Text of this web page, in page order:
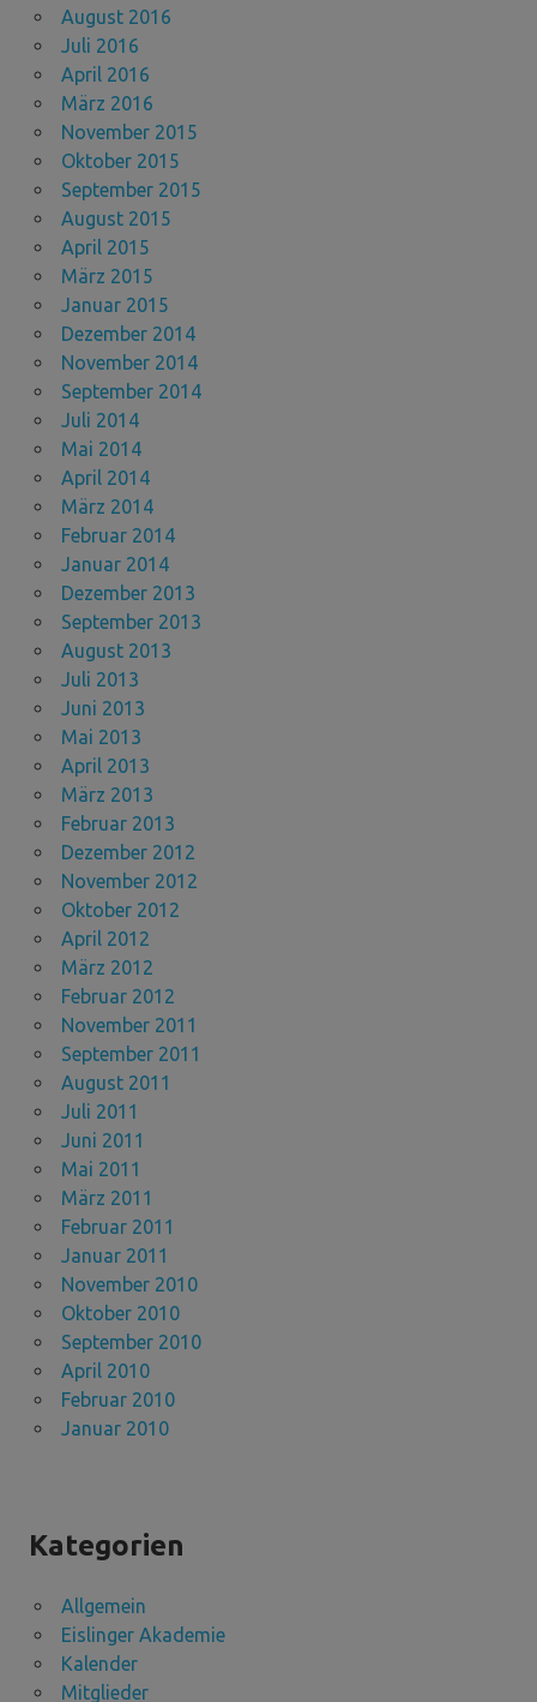
August 2016
Juli 2016
April 2016
März 2016
November 2015
Oktober 2015
September 2015
August 2015
April 2015
März 2015
Januar 2015
Dezember 2014
November 2014
September 2014
Juli 2014
Mai 2014
April 2014
März 2014
Februar 2014
Januar 2014
Dezember 2013
September 2013
August 2013
Juli 2013
Juni 2013
Mai 2013
April 2013
März 2013
Februar 2013
Dezember 2012
November 2012
Oktober 2012
April 2012
März 2012
Februar 2012
November 2011
September 2011
August 2011
Juli 2011
Juni 2011
Mai 2011
März 2011
Februar 2011
Januar 2011
November 2010
Oktober 2010
September 2010
April 2010
Februar 2010
Januar 2010
Kategorien
Allgemein
Eislinger Akademie
Kalender
Mitglieder